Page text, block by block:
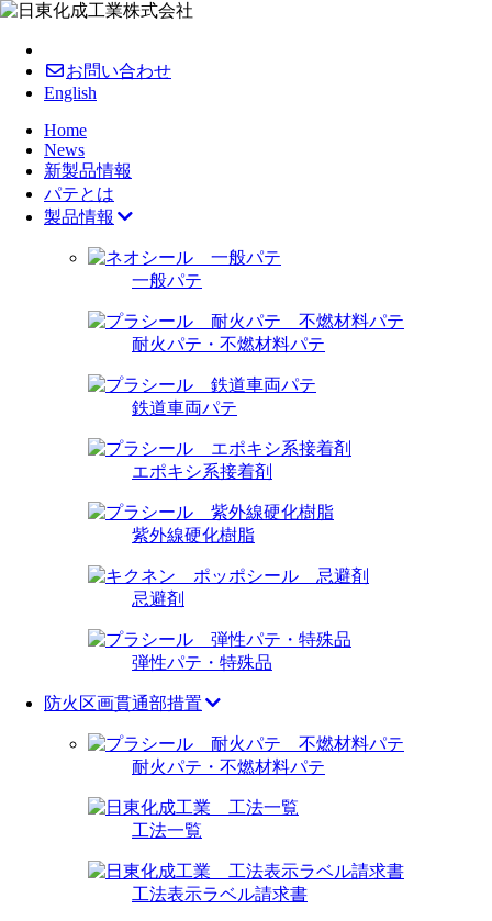
お問い合わせ
English
Home
News
新製品情報
パテとは
製品情報
一般パテ
耐火パテ・不燃材料パテ
鉄道車両パテ
エポキシ系接着剤
紫外線硬化樹脂
忌避剤
弾性パテ・特殊品
防火区画貫通部措置
耐火パテ・不燃材料パテ
工法一覧
工法表示ラベル請求書